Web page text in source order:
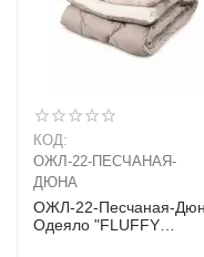
КОД:
ОЖЛ-22-ПЕСЧАНАЯ-
ДЮНА
ОЖЛ-22-Песчаная-
Одеяло "FLUFFY